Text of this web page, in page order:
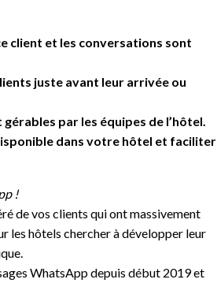
client et les conversations sont
juste avant leur arrivée ou
par les équipes de l’hôtel.
dans votre hôtel et faciliter
!
de vos clients qui ont massivement
les hôtels chercher à développer leur
WhatsApp depuis début 2019 et